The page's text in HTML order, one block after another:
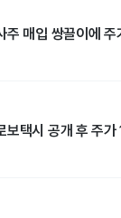
주 매입 쌍끌이에 주
보택시 공개 후 주